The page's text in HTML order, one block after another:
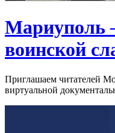
Мариуполь
воинской
Приглашаем читателей
виртуальной